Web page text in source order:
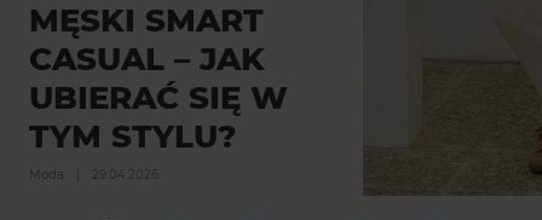
MĘSKI SMART
CASUAL – JAK
UBIERAĆ SIĘ W
TYM STYLU?
Moda 29.04.2026